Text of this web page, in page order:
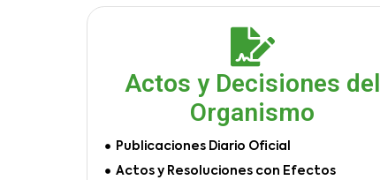
Actos y Decisiones del
Organismo
Publicaciones Diario Oficial
Actos y Resoluciones con Efectos